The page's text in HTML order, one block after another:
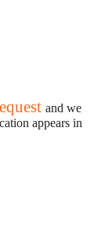
and we
appears in